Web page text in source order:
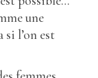
une
l’on est